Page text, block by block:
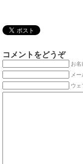
コメントをどうぞ
お名
メ
ウェ